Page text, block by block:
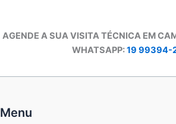
AGENDE A SUA VISITA TÉCNICA EM
WHATSAPP:19 99394-
Menu